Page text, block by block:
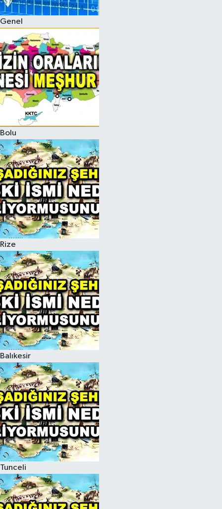
Genel
Bolu
Rize
Balıkesir
Tunceli